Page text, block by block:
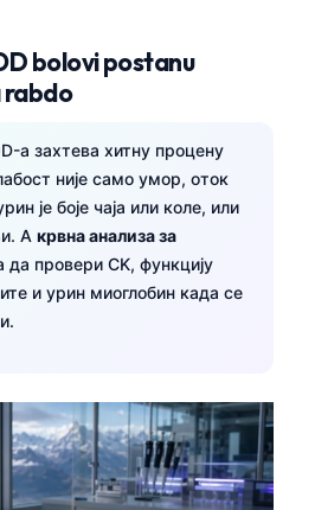
bolovi postanu
rabdo
а захтева хитну процену
није само умор, оток
је боје чаја или коле, или
A крвна анализа за
да провери CK, функцију
и урин миоглобин када се